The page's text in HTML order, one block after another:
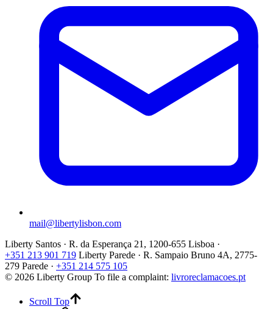
mail@libertylisbon.com
Liberty Santos · R. da Esperança 21, 1200-655 Lisboa ·
+351 213 901 719 Liberty Parede · R. Sampaio Bruno 4A, 2775-
279 Parede · +351 214 575 105
© 2026 Liberty Group To file a complaint: livroreclamacoes.pt
Scroll Top